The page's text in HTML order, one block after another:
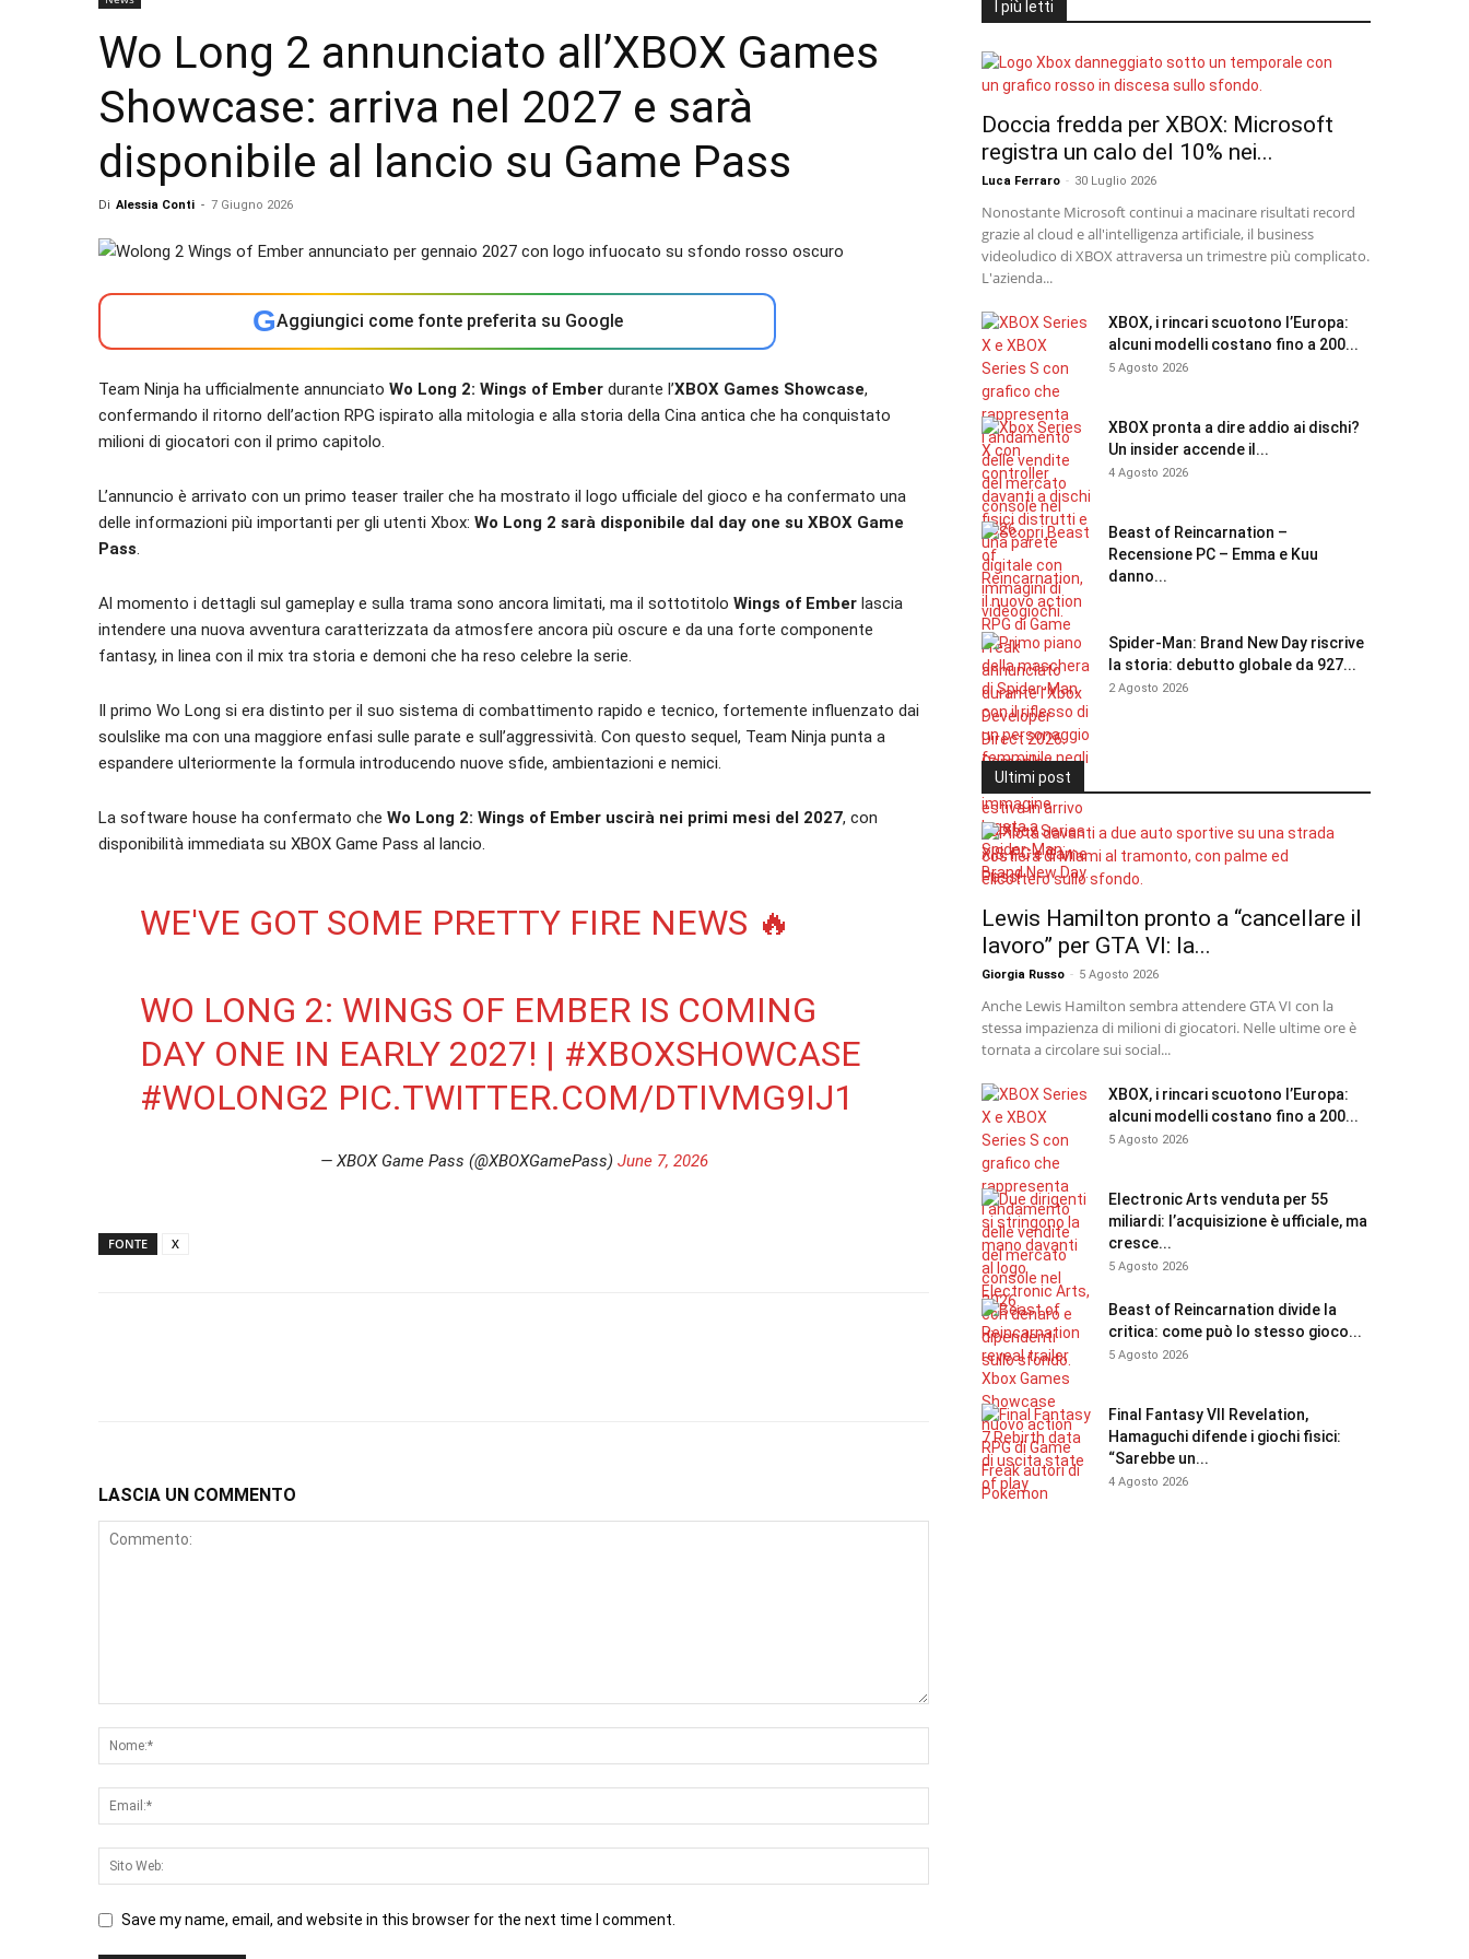
Wo Long 2 annunciato all’XBOX Games
Showcase: arriva nel 2027 e sarà
disponibile al lancio su Game Pass
Di Alessia Conti - 7 Giugno 2026
GAggiungici come fonte preferita su Google
Team Ninja ha ufficialmente annunciato Wo Long 2: Wings of Ember durante l’XBOX Games Showcase,
confermando il ritorno dell’action RPG ispirato alla mitologia e alla storia della Cina antica che ha conquistato
milioni di giocatori con il primo capitolo.
L’annuncio è arrivato con un primo teaser trailer che ha mostrato il logo ufficiale del gioco e ha confermato una
delle informazioni più importanti per gli utenti Xbox: Wo Long 2 sarà disponibile dal day one su XBOX Game
Pass.
Al momento i dettagli sul gameplay e sulla trama sono ancora limitati, ma il sottotitolo Wings of Ember lascia
intendere una nuova avventura caratterizzata da atmosfere ancora più oscure e da una forte componente
fantasy, in linea con il mix tra storia e demoni che ha reso celebre la serie.
Il primo Wo Long si era distinto per il suo sistema di combattimento rapido e tecnico, fortemente influenzato dai
soulslike ma con una maggiore enfasi sulle parate e sull’aggressività. Con questo sequel, Team Ninja punta a
espandere ulteriormente la formula introducendo nuove sfide, ambientazioni e nemici.
La software house ha confermato che Wo Long 2: Wings of Ember uscirà nei primi mesi del 2027, con
disponibilità immediata su XBOX Game Pass al lancio.
WE'VE GOT SOME PRETTY FIRE NEWS 🔥
WO LONG 2: WINGS OF EMBER IS COMING
DAY ONE IN EARLY 2027! | #XBOXSHOWCASE
#WOLONG2 PIC.TWITTER.COM/DTIVMG9IJ1
— XBOX Game Pass (@XBOXGamePass) June 7, 2026
FONTE X
LASCIA UN COMMENTO
Save my name, email, and website in this browser for the next time I comment.
I più letti
Doccia fredda per XBOX: Microsoft
registra un calo del 10% nei...
Luca Ferraro - 30 Luglio 2026
Nonostante Microsoft continui a macinare risultati record
grazie al cloud e all'intelligenza artificiale, il business
videoludico di XBOX attraversa un trimestre più complicato.
L'azienda...
XBOX, i rincari scuotono l’Europa:
alcuni modelli costano fino a 200...
5 Agosto 2026
XBOX pronta a dire addio ai dischi?
Un insider accende il...
4 Agosto 2026
Beast of Reincarnation –
Recensione PC – Emma e Kuu
danno...
Spider-Man: Brand New Day riscrive
la storia: debutto globale da 927...
2 Agosto 2026
Ultimi post
Lewis Hamilton pronto a “cancellare il
lavoro” per GTA VI: la...
Giorgia Russo - 5 Agosto 2026
Anche Lewis Hamilton sembra attendere GTA VI con la
stessa impazienza di milioni di giocatori. Nelle ultime ore è
tornata a circolare sui social...
XBOX, i rincari scuotono l’Europa:
alcuni modelli costano fino a 200...
5 Agosto 2026
Electronic Arts venduta per 55
miliardi: l’acquisizione è ufficiale, ma
cresce...
5 Agosto 2026
Beast of Reincarnation divide la
critica: come può lo stesso gioco...
5 Agosto 2026
Final Fantasy VII Revelation,
Hamaguchi difende i giochi fisici:
“Sarebbe un...
4 Agosto 2026